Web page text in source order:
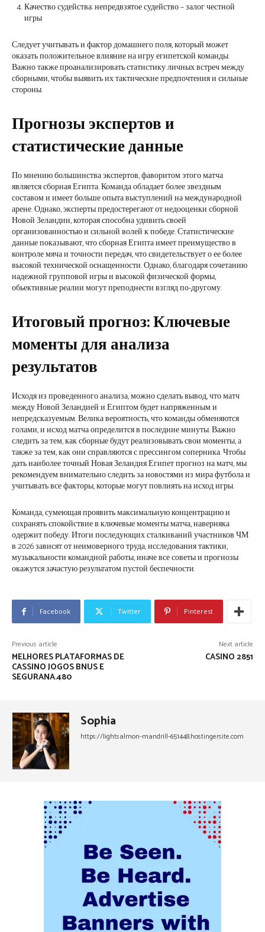
Качество судейства: непредвзятое судейство – залог честной
игры
Следует учитывать и фактор домашнего поля, который может
оказать положительное влияние на игру египетской команды.
Важно также проанализировать статистику личных встреч между
сборными, чтобы выявить их тактические предпочтения и сильные
стороны.
Прогнозы экспертов и
статистические данные
По мнению большинства экспертов, фаворитом этого матча
является сборная Египта. Команда обладает более звездным
составом и имеет больше опыта выступлений на международной
арене. Однако, эксперты предостерегают от недооценки сборной
Новой Зеландии, которая способна удивить своей
организованностью и сильной волей к победе. Статистические
данные показывают, что сборная Египта имеет преимущество в
контроле мяча и точности передач, что свидетельствует о ее более
высокой технической оснащенности. Однако, благодаря сочетанию
надежной групповой игры и высокой физической формы,
обьективные реалии могут преподнести взгляд по-другому.
Итоговый прогноз: Ключевые
моменты для анализа
результатов
Исходя из проведенного анализа, можно сделать вывод, что матч
между Новой Зеландией и Египтом будет напряженным и
непредсказуемым. Велика вероятность, что команды обменяются
голами, и исход матча определится в последние минуты. Важно
следить за тем, как сборные будут реализовывать свои моменты, а
также за тем, как они справляются с прессингом соперника. Чтобы
дать наиболее точный Новая Зеландия Египет прогноз на матч, мы
рекомендуем внимательно следить за новостями из мира футбола и
учитывать все факторы, которые могут повлиять на исход игры.
Команда, сумеющая проявить максимальную концентрацию и
сохранять спокойствие в ключевые моменты матча, наверняка
одержит победу. Итоги последующих сталкиваний участников ЧМ
в 2026 зависят от неимоверного труда, исследования тактики,
музыкальности командной работы, иначе все советы и прогнозы
окажутся зачастую результатом пустой беспечности.
Facebook Twitter Pinterest
Previous article
MELHORES PLATAFORMAS DE
CASSINO JOGOS BNUS E
SEGURANA.480
Next article
CASINO 2851
Sophia
https://lightsalmon-mandrill-651448.hostingersite.com